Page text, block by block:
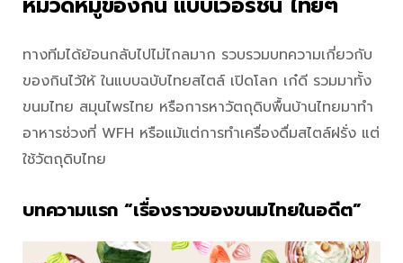
ทางทีมได้ย้อนกลับไปไม่ไกลมาก รวบรวมบทความเกี่ยวกับ
ของกินไว้ให้ ในแบบฉบับไทยสไตล์ เปิดโลก เก๋ดี รวมมาทั้ง
ขนมไทย สมุนไพรไทย หรือการหาวัตถุดิบพื้นบ้านไทยมาทำ
อาหารช่วงที่ WFH หรือแม้แต่การทำเครื่องดื่มสไตล์ฝรั่ง แต่
ใช้วัตถุดิบไทย
บทความแรก “เรื่องราวของขนมไทยในอดีต”